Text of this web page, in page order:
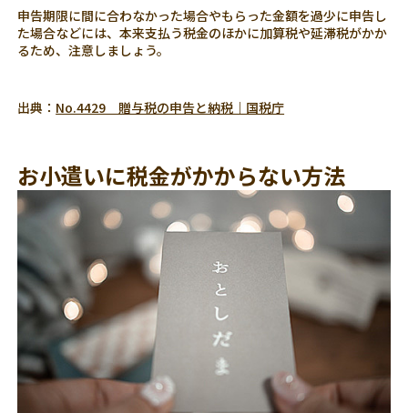
申告期限に間に合わなかった場合やもらった金額を過少に申告し
た場合などには、本来支払う税金のほかに加算税や延滞税がかか
るため、注意しましょう。
出典： No.4429 贈与税の申告と納税｜国税庁
お小遣いに税金がかからない方法